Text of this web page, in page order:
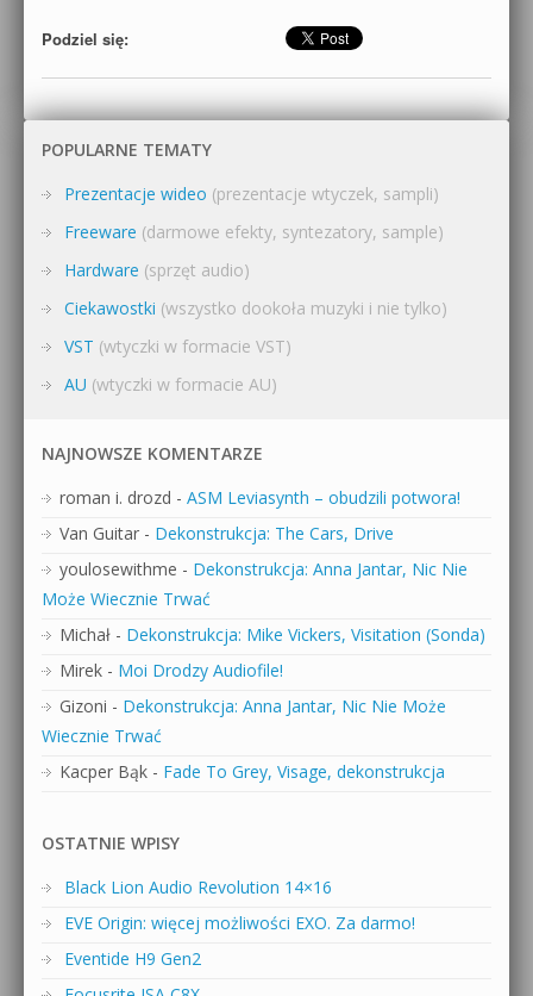
Podziel się:
POPULARNE TEMATY
Prezentacje wideo (prezentacje wtyczek, sampli)
Freeware (darmowe efekty, syntezatory, sample)
Hardware (sprzęt audio)
Ciekawostki (wszystko dookoła muzyki i nie tylko)
VST (wtyczki w formacie VST)
AU (wtyczki w formacie AU)
NAJNOWSZE KOMENTARZE
roman i. drozd - ASM Leviasynth – obudzili potwora!
Van Guitar - Dekonstrukcja: The Cars, Drive
youlosewithme - Dekonstrukcja: Anna Jantar, Nic Nie
Może Wiecznie Trwać
Michał - Dekonstrukcja: Mike Vickers, Visitation (Sonda)
Mirek - Moi Drodzy Audiofile!
Gizoni - Dekonstrukcja: Anna Jantar, Nic Nie Może
Wiecznie Trwać
Kacper Bąk - Fade To Grey, Visage, dekonstrukcja
OSTATNIE WPISY
Black Lion Audio Revolution 14×16
EVE Origin: więcej możliwości EXO. Za darmo!
Eventide H9 Gen2